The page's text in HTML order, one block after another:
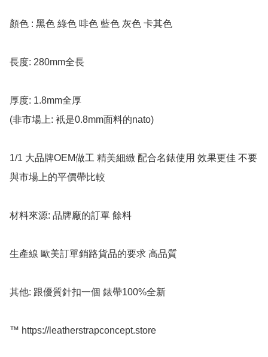
顏色 : 黑色 綠色 啡色 藍色 灰色 卡其色
長度: 280mm全長
厚度: 1.8mm全厚
(非市場上: 衹是0.8mm面料的nato)
1/1 大品牌OEM做工 精美細緻 配合名錶使用 效果更佳 不要
與市場上的平價帶比較
材料來源: 品牌廠的訂單 餘料
生產線 歐美訂單銷路貨品的要求 高品質
其他: 跟優質針扣一個 錶帶100%全新
™️ https://leatherstrapconcept.store